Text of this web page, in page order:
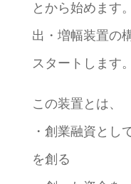
とから始めます
出・増幅装置の
スタートします。
この装置とは、
・創業融資とし
を創る